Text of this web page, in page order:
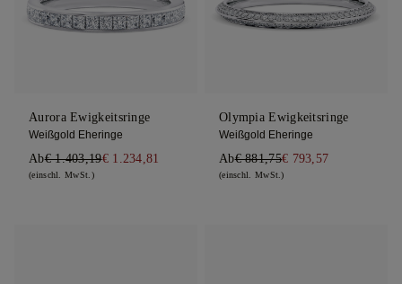
Aurora Ewigkeitsringe
Weißgold Eheringe
Ab€ 1.403,19€ 1.234,81
(einschl. MwSt.)
Olympia Ewigkeitsringe
Weißgold Eheringe
Ab€ 881,75€ 793,57
(einschl. MwSt.)